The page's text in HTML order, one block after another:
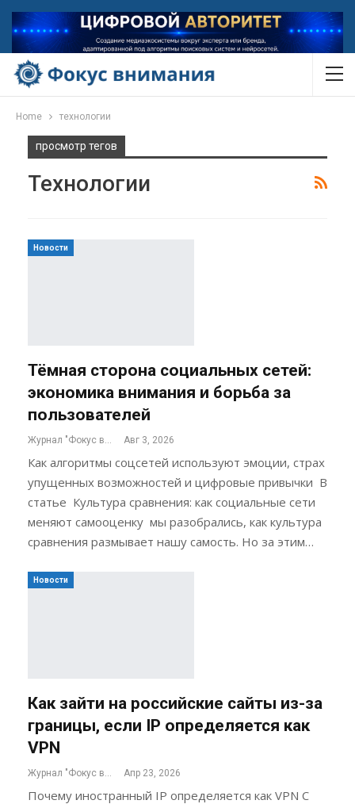
Home технологии
просмотр тегов
Технологии
Новости
Тёмная сторона социальных сетей:
экономика внимания и борьба за
пользователей
Журнал "Фокус внимания" Авг 3, 2026
Как алгоритмы соцсетей используют эмоции, страх
упущенных возможностей и цифровые привычки В
статье Культура сравнения: как социальные сети
меняют самооценку мы разобрались, как культура
сравнения размывает нашу самость. Но за этим…
Новости
Как зайти на российские сайты из-за
границы, если IP определяется как
VPN
Журнал "Фокус внимания" Апр 23, 2026
Почему иностранный IP определяется как VPN С